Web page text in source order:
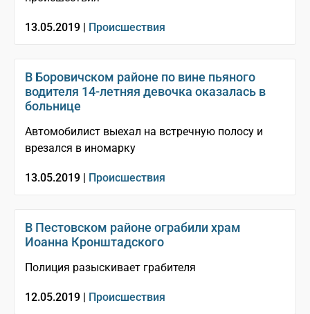
13.05.2019 | Происшествия
В Боровичском районе по вине пьяного
водителя 14-летняя девочка оказалась в
больнице
Автомобилист выехал на встречную полосу и
врезался в иномарку
13.05.2019 | Происшествия
В Пестовском районе ограбили храм
Иоанна Кронштадского
Полиция разыскивает грабителя
12.05.2019 | Происшествия